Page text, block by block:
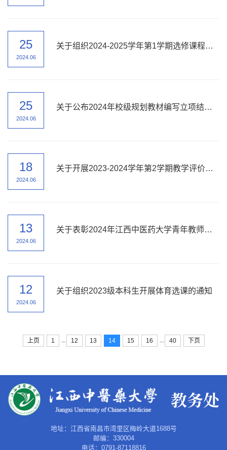
25
2024.06
关于组织2024-2025学年第1学期选修课程学生选课的通知
25
2024.06
关于公布2024年校级规划教材编写立项结果的通知
18
2024.06
关于开展2023-2024学年第2学期教学评价及班级最佳教师评选的通知
13
2024.06
关于表彰2024年江西中医药大学青年教师教学比赛获奖者的决定
12
2024.06
关于组织2023级本科生开展体育选课的通知
上页 1 ... 12 13 14 15 16 ... 40 下页
地址：江西省南昌市湾里区梅岭大道1688号
邮编：330004
电话：0791-87118816